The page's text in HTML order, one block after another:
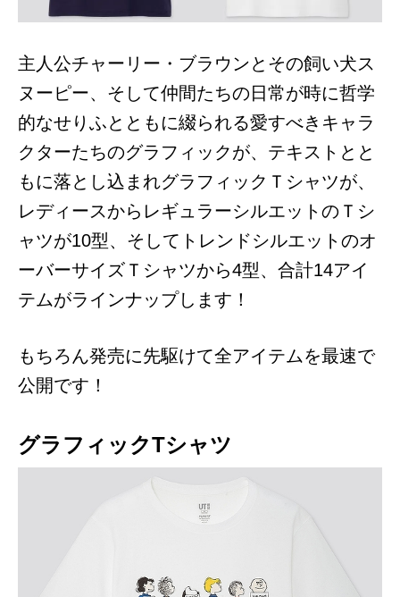
主人公チャーリー・ブラウンとその飼い犬ス
ヌーピー、そして仲間たちの日常が時に哲学
的なせりふとともに綴られる愛すべきキャラ
クターたちのグラフィックが、テキストとと
もに落とし込まれグラフィックＴシャツが、
レディースからレギュラーシルエットのＴシ
ャツが10型、そしてトレンドシルエットのオ
ーバーサイズＴシャツから4型、合計14アイ
テムがラインナップします！
もちろん発売に先駆けて全アイテムを最速で
公開です！
グラフィックTシャツ